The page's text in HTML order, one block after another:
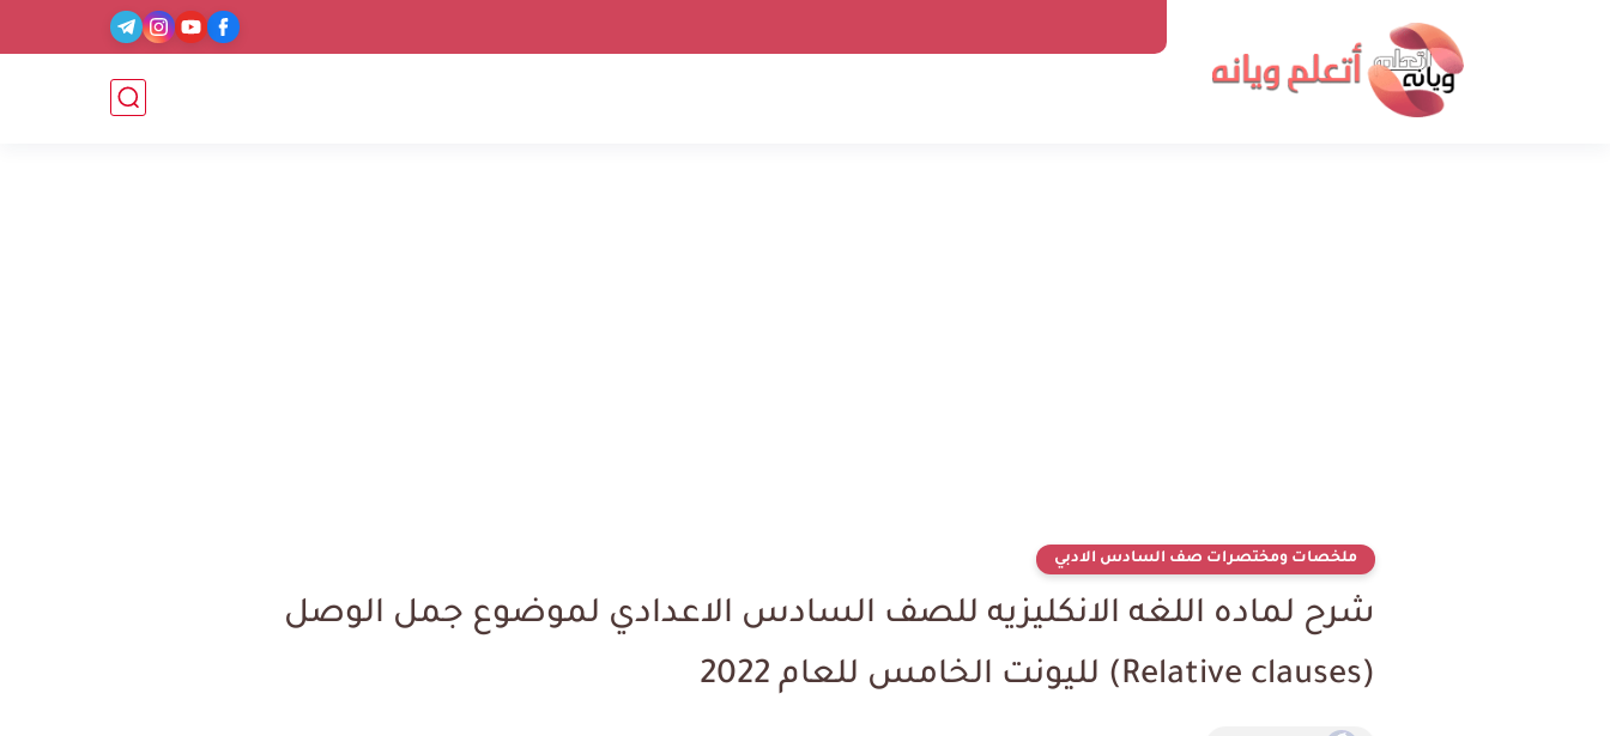
ملخصات ومختصرات صف السادس الادبي
شرح لماده اللغه الانكليزيه للصف السادس الاعدادي لموضوع جمل الوصل
(Relative clauses) لليونت الخامس للعام 2022